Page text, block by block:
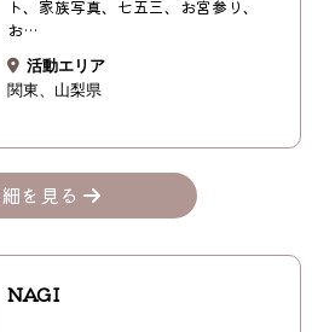
ト、家族写真、七五三、お宮参り、
お…
活動エリア
関東
山梨県
を見る
NAGI